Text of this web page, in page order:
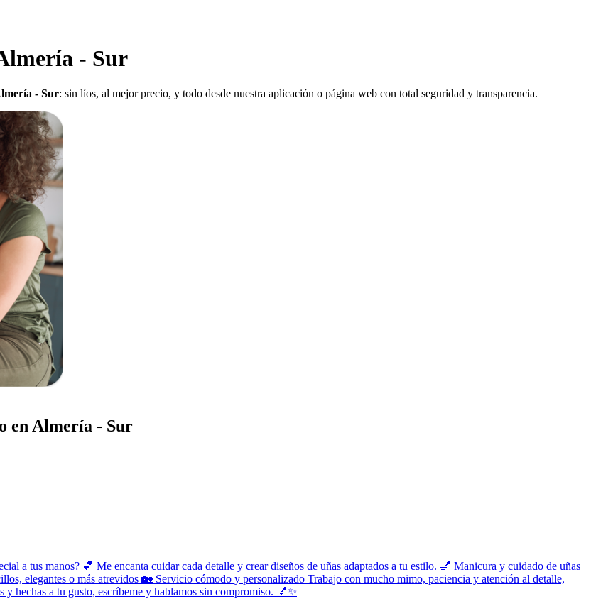
- Sur
- Sur: sin líos, al mejor precio, y todo desde nuestra aplicación o página web con total seguridad y transparencia.
en Almería - Sur
a tus manos? 💕 Me encanta cuidar cada detalle y crear diseños de uñas adaptados a tu estilo. 💅 Manicura y cuidado de uñas
elegantes o más atrevidos 🏡 Servicio cómodo y personalizado Trabajo con mucho mimo, paciencia y atención al detalle,
hechas a tu gusto, escríbeme y hablamos sin compromiso. 💅✨